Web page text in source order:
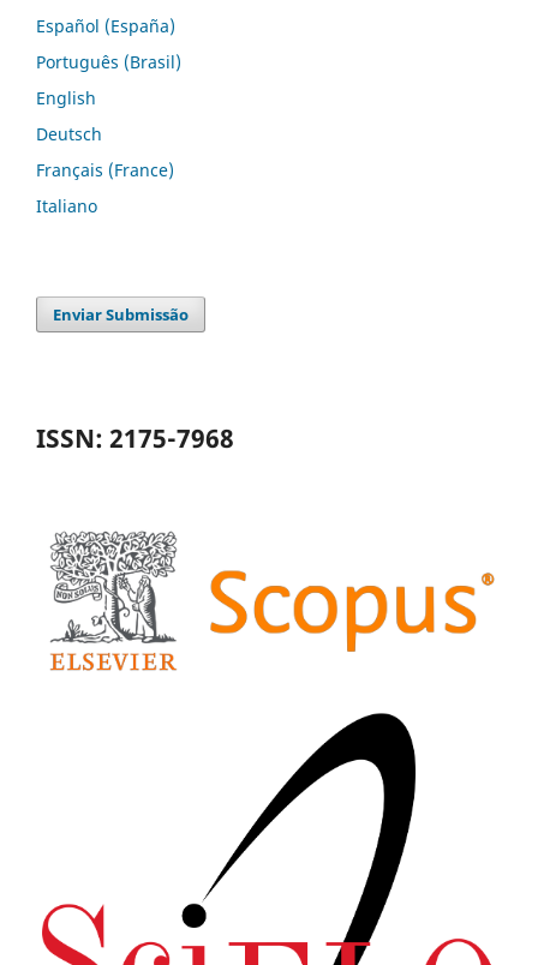
Español (España)
Português (Brasil)
English
Deutsch
Français (France)
Italiano
Enviar Submissão
ISSN: 2175-7968